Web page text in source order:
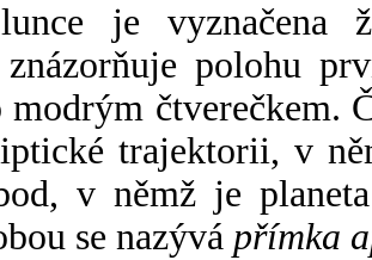
je vyznačena
znázorňuje polohu
modrým čtverečkem.
trajektorii, v
v němž je
se nazývá přímka